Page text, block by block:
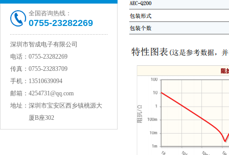
村田电容GRM31CR61E335KA88L
全国咨询热线：
0755-23282269
深圳市智成电子有限公司
电话： 0755-23282269
传真： 0755-23283709
手机： 13510639094
邮箱： 4254731@qq.com
地址： 深圳市宝安区西乡镇桃源大
厦B座302